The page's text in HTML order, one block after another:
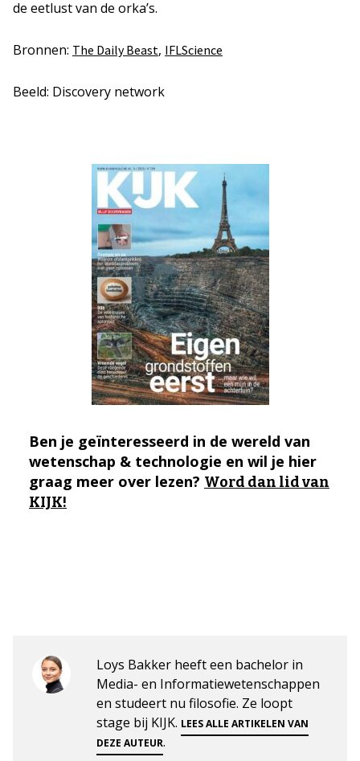
de eetlust van de orka’s.
Bronnen: The Daily Beast, IFLScience
Beeld: Discovery network
Ben je geïnteresseerd in de wereld van
wetenschap & technologie en wil je hier
graag meer over lezen? Word dan lid van
KIJK!
Loys Bakker heeft een bachelor in
Media- en Informatiewetenschappen
en studeert nu filosofie. Ze loopt
stage bij KIJK. LEES ALLE ARTIKELEN VAN
DEZE AUTEUR.